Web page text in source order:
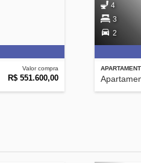
Valor compra
R$ 551.600,00
4
3
2